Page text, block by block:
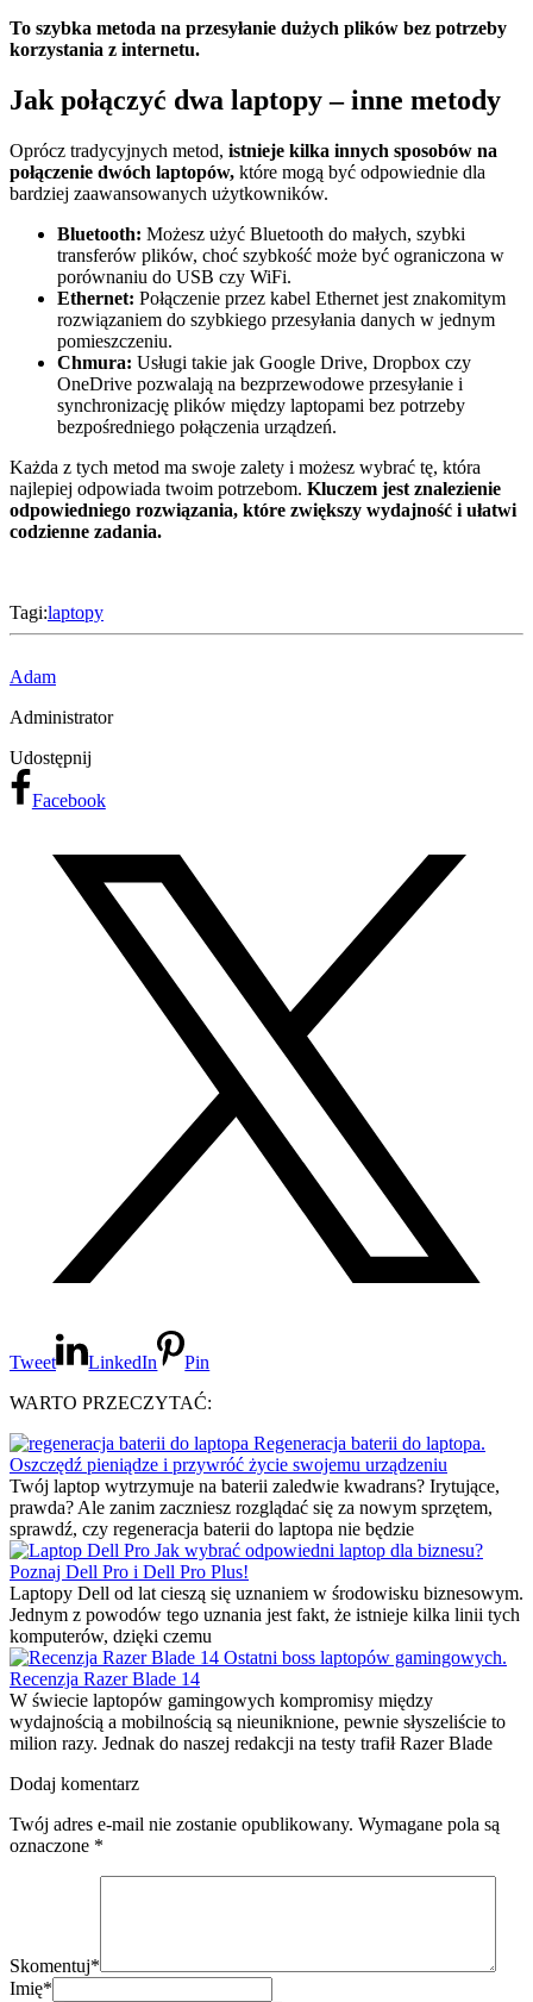
To szybka metoda na przesyłanie dużych plików bez potrzeby
korzystania z internetu.
Jak połączyć dwa laptopy – inne metody
Oprócz tradycyjnych metod, istnieje kilka innych sposobów na
połączenie dwóch laptopów, które mogą być odpowiednie dla
bardziej zaawansowanych użytkowników.
Bluetooth: Możesz użyć Bluetooth do małych, szybki
transferów plików, choć szybkość może być ograniczona w
porównaniu do USB czy WiFi.
Ethernet: Połączenie przez kabel Ethernet jest znakomitym
rozwiązaniem do szybkiego przesyłania danych w jednym
pomieszczeniu.
Chmura: Usługi takie jak Google Drive, Dropbox czy
OneDrive pozwalają na bezprzewodowe przesyłanie i
synchronizację plików między laptopami bez potrzeby
bezpośredniego połączenia urządzeń.
Każda z tych metod ma swoje zalety i możesz wybrać tę, która
najlepiej odpowiada twoim potrzebom. Kluczem jest znalezienie
odpowiedniego rozwiązania, które zwiększy wydajność i ułatwi
codzienne zadania.
Tagi:laptopy
Adam
Administrator
Udostępnij
Facebook
Tweet LinkedIn
Pin
WARTO PRZECZYTAĆ:
Regeneracja baterii do laptopa.
Oszczędź pieniądze i przywróć życie swojemu urządzeniu
Twój laptop wytrzymuje na baterii zaledwie kwadrans? Irytujące,
prawda? Ale zanim zaczniesz rozglądać się za nowym sprzętem,
sprawdź, czy regeneracja baterii do laptopa nie będzie
Jak wybrać odpowiedni laptop dla biznesu?
Poznaj Dell Pro i Dell Pro Plus!
Laptopy Dell od lat cieszą się uznaniem w środowisku biznesowym.
Jednym z powodów tego uznania jest fakt, że istnieje kilka linii tych
komputerów, dzięki czemu
Ostatni boss laptopów gamingowych.
Recenzja Razer Blade 14
W świecie laptopów gamingowych kompromisy między
wydajnością a mobilnością są nieuniknione, pewnie słyszeliście to
milion razy. Jednak do naszej redakcji na testy trafił Razer Blade
Dodaj komentarz
Twój adres e-mail nie zostanie opublikowany. Wymagane pola są
oznaczone *
Skomentuj*
Imię*